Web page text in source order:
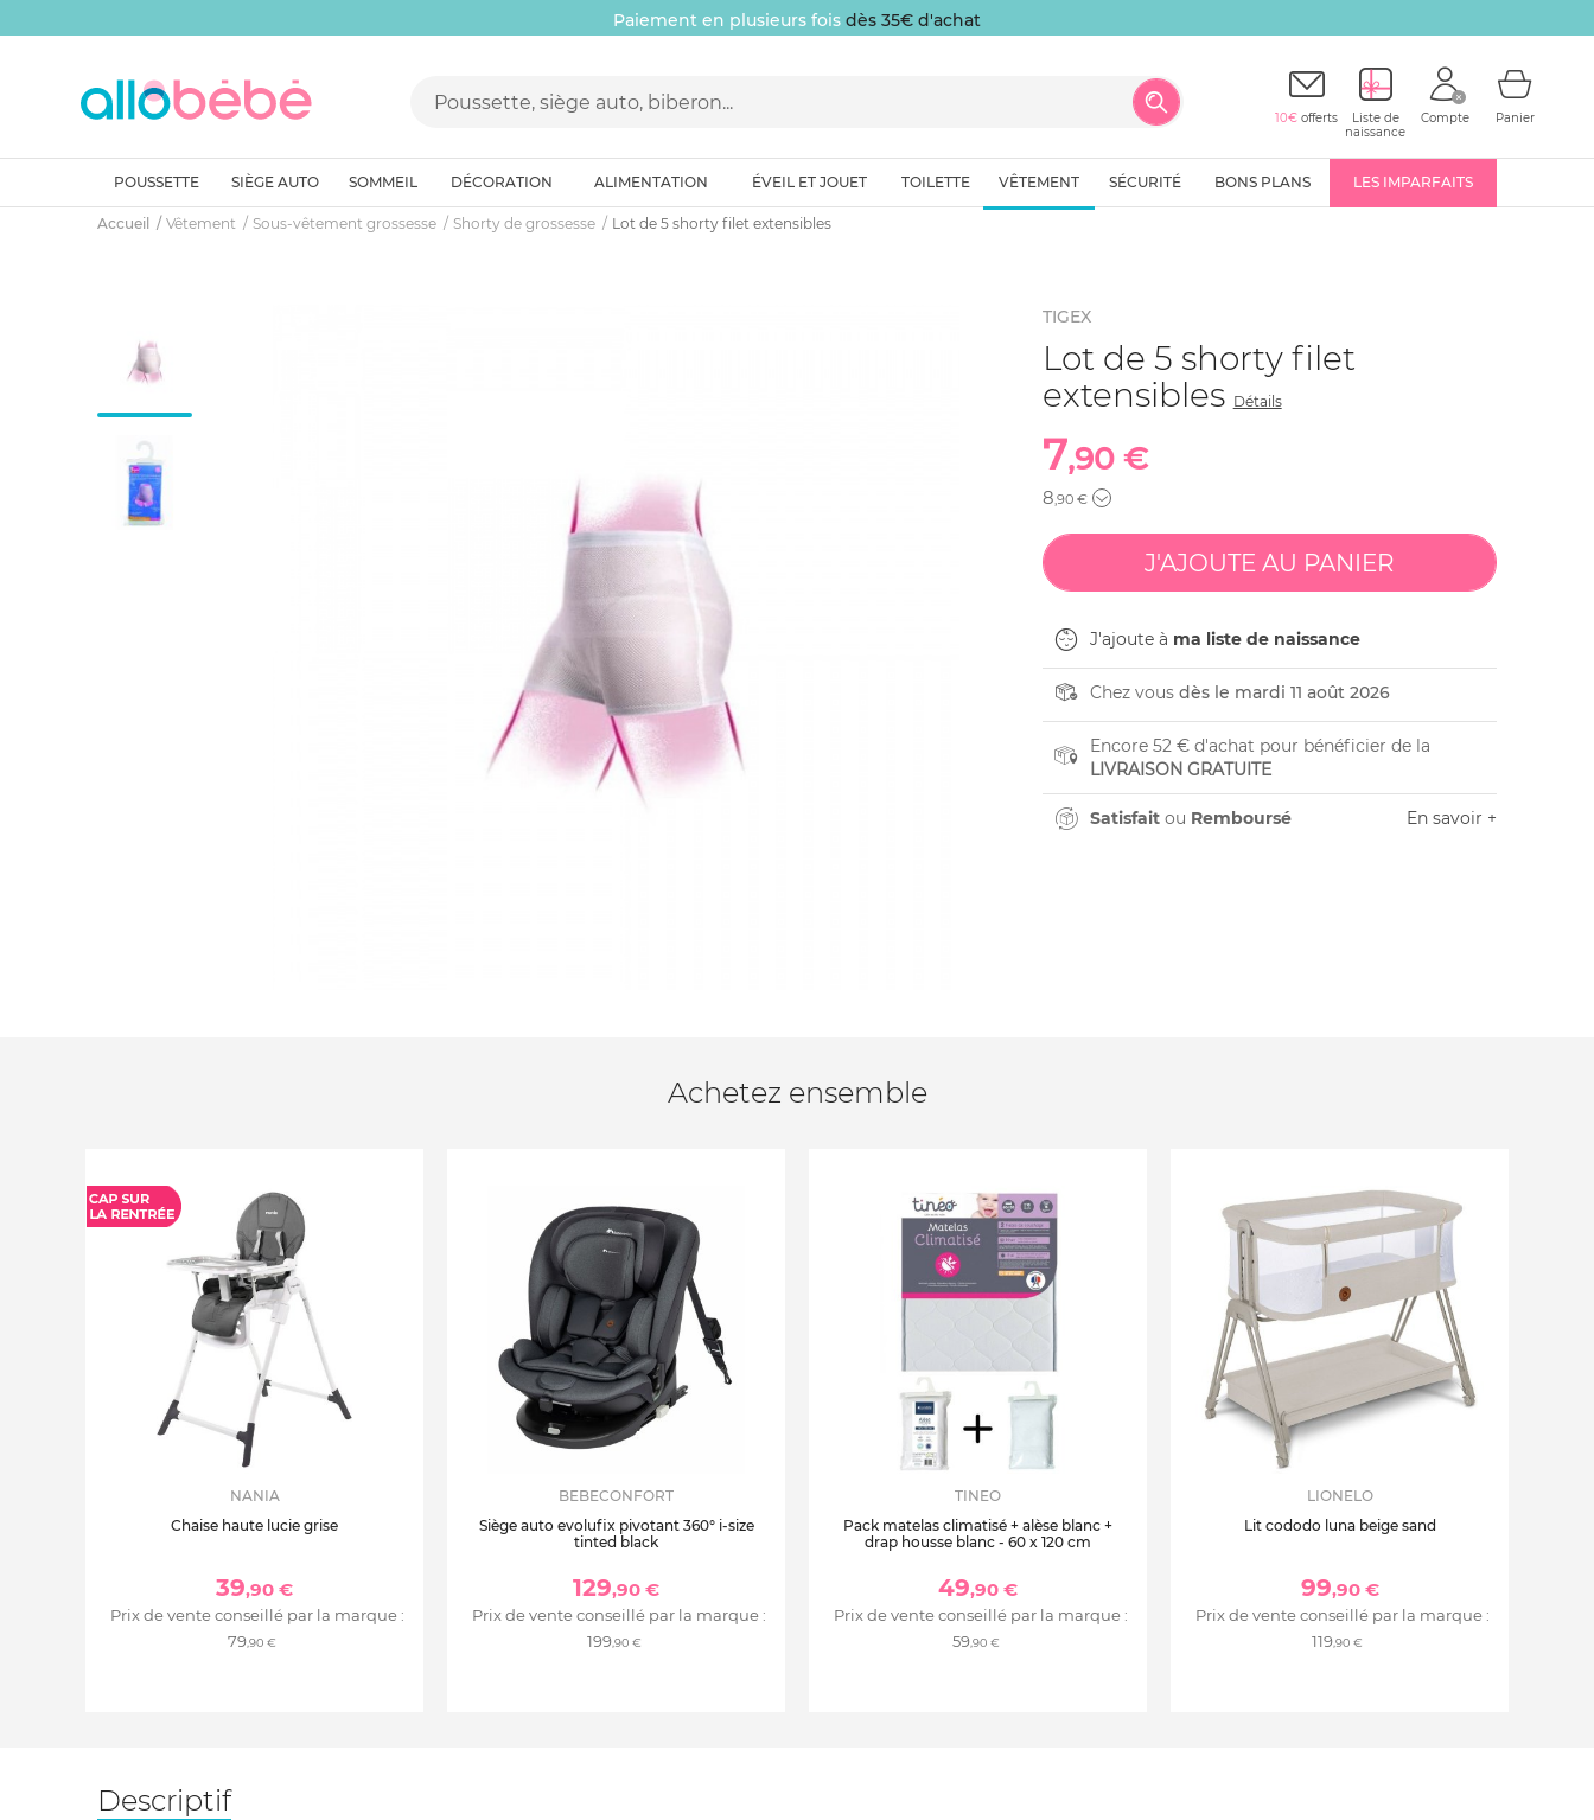
Paiement en plusieurs fois dès 35€ d'achat
10€ offerts
Liste de
naissance
Compte Panier
POUSSETTE SIÈGE AUTO SOMMEIL DÉCORATION ALIMENTATION ÉVEIL ET JOUET TOILETTE VÊTEMENT SÉCURITÉ BONS PLANS LES IMPARFAITS
Accueil Vêtement Sous-vêtement grossesse Shorty de grossesse Lot de 5 shorty filet extensibles
TIGEX
Lot de 5 shorty filet
extensibles Détails
7,90 €
8,90 €
J'ajoute à ma liste de naissance
Chez vous dès le mardi 11 août 2026
Encore 52 € d'achat pour bénéficier de la
LIVRAISON GRATUITE
Satisfaitou Remboursé En savoir +
Achetez ensemble
NANIA
Chaise haute lucie grise
39,90 €
Prix de vente conseillé par la marque :
79,90 €
BEBECONFORT
Siège auto evolufix pivotant 360° i-size
tinted black
129,90 €
Prix de vente conseillé par la marque :
199,90 €
TINEO
Pack matelas climatisé + alèse blanc +
drap housse blanc - 60 x 120 cm
49,90 €
Prix de vente conseillé par la marque :
59,90 €
LIONELO
Lit cododo luna beige sand
99,90 €
Prix de vente conseillé par la marque :
119,90 €
Descriptif